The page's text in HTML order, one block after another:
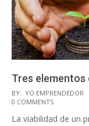
Tres elementos
2015-
06-
04
BY: YO EMPRENDEDOR
0 COMMENTS
La viabilidad de un